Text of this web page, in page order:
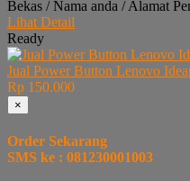
Bekas / Nama anda / Alamat
Lihat Detail
Ready
Jual Power Button Lenovo
Rp 150.000
×
Order Sekarang
SMS ke : 081230001003